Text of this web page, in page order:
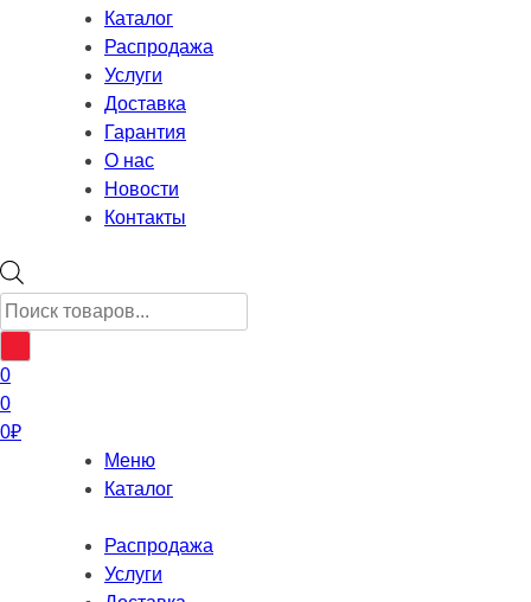
Каталог
Распродажа
Услуги
Доставка
Гарантия
О нас
Новости
Контакты
Поиск
товаров
0
0
0₽
Меню
Каталог
Распродажа
Услуги